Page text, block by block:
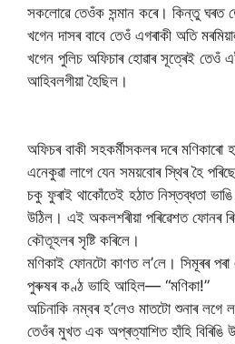
সকলোৱে তেওঁক সন্মান কৰে। কিন্তু ঘৰত
খগেন দাসৰ বাবে তেওঁ এগৰাকী অতি
খগেন পুলিচ অফিচাৰ হোৱাৰ সূত্ৰেই তেওঁ
আহিবলগীয়া হৈছিল।
​অফিচৰ বাকী সহকৰ্মীসকলৰ দৰে মণিকাৰো
এনেকুৱা লাগে যেন সময়বোৰ স্থিৰ হৈ
চকু ফুৰাই থাকোঁতেই হঠাত নিস্তব্ধতা
উঠিল। এই অকলশৰীয়া পৰিৱেশত ফোনৰ
কৌতূহলৰ সৃষ্টি কৰিলে।
মণিকাই ফোনটো কাণত ল’লে। সিমূৰৰ পৰা
পুৰুষৰ কণ্ঠ ভাহি আহিল— “মণিকা!”
অচিনাকি নম্বৰ হ’লেও মাতটো শুনাৰ লগে
তেওঁৰ মুখত এক অপ্ৰত্যাশিত হাঁহি বিৰিঙি